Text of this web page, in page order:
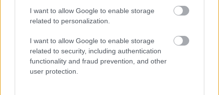
I want to allow Google to enable storage
related to personalization.
I want to allow Google to enable storage
related to security, including authentication
functionality and fraud prevention, and other
user protection.
Ποιοι δικαιούνται σύνταξη 409 ευρώ χωρίς ένσημα